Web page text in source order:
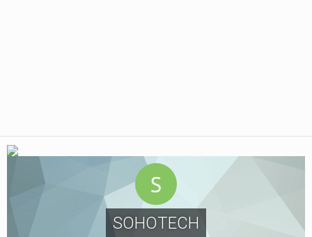
SOHOTECH